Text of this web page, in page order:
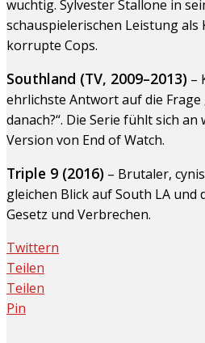
wuchtig. Sylvester Stallone in
schauspielerischen Leistung
korrupte Cops.
Southland (TV, 2009–2013) –
ehrlichste Antwort auf die Frage
danach?“. Die Serie fühlt sich
Version von End of Watch.
Triple 9 (2016) – Brutaler,
gleichen Blick auf South LA und
Gesetz und Verbrechen.
Twittern
Teilen
Teilen
Pin